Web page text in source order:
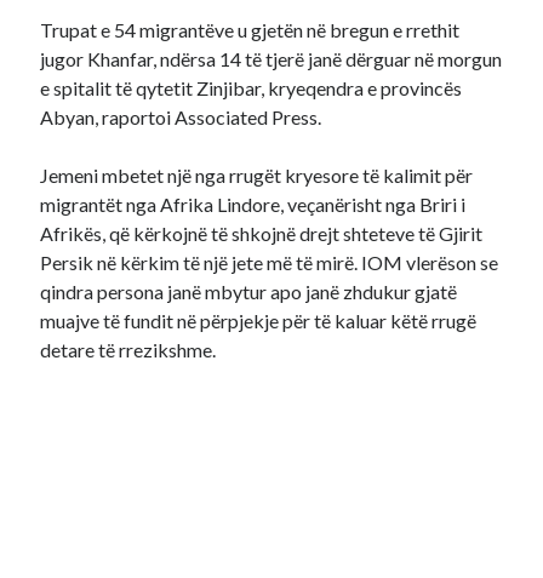
Trupat e 54 migrantëve u gjetën në bregun e rrethit
jugor Khanfar, ndërsa 14 të tjerë janë dërguar në morgun
e spitalit të qytetit Zinjibar, kryeqendra e provincës
Abyan, raportoi Associated Press.
Jemeni mbetet një nga rrugët kryesore të kalimit për
migrantët nga Afrika Lindore, veçanërisht nga Briri i
Afrikës, që kërkojnë të shkojnë drejt shteteve të Gjirit
Persik në kërkim të një jete më të mirë. IOM vlerëson se
qindra persona janë mbytur apo janë zhdukur gjatë
muajve të fundit në përpjekje për të kaluar këtë rrugë
detare të rrezikshme.